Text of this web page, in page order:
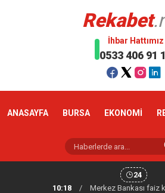
Rekabet
İhbar Hattımız
0533 406 91
ANASAYFA BURSA EKONOMİ
24
10:18
/ Altın haftaya